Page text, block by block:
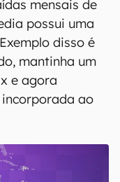
mensais de
possui uma
disso é
mantinha um
e agora
ao